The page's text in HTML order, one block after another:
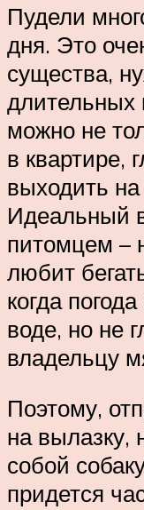
Пудели
дня. Это
существа,
длительных
можно не
в квартире,
выходить
Идеальный
питомцем –
любит
когда
воде, но не
владельцу
Поэтому,
на вылазку,
собой
придется